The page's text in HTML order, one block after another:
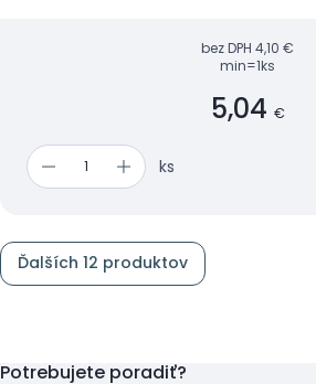
bez DPH 4,10 €
min=1ks
5,04 €
ks
Ďalších 12 produktov
Potrebujete poradiť?